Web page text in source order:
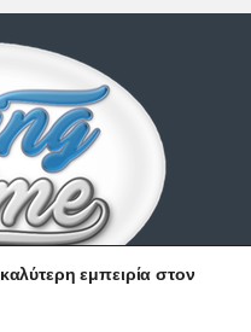
εμπειρία στον